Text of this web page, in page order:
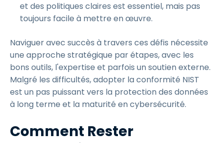
et des politiques claires est essentiel, mais pas
toujours facile à mettre en œuvre.
Naviguer avec succès à travers ces défis nécessite
une approche stratégique par étapes, avec les
bons outils, l'expertise et parfois un soutien externe.
Malgré les difficultés, adopter la conformité NIST
est un pas puissant vers la protection des données
à long terme et la maturité en cybersécurité.
Comment Rester